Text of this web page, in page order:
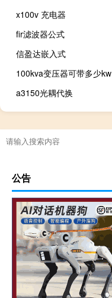
x100v 充电器
fir滤波器公式
信盈达嵌入式
100kva变压器可带多少kw
a3150光耦代换
公告